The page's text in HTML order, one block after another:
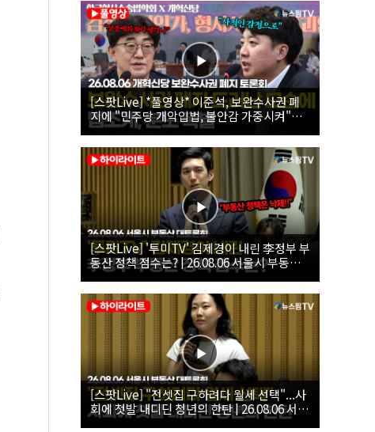
[스팟Live] *풀영상* 이준석, 보완수사권 폐
지에 "민주당 개악입법, 불안감 가중시켜"｜
26.08.06 개혁신당 보완수사권 폐지 토론회
[스팟Live] '투미TV' 김제경이 내린 李정부 부
동산 정책 점수는? | 26.08.06 서울시 부동산
대토론회
[스팟Live] "전셋집 구하려다 월세 선택"...사
회에 첫발 내디딘 청년의 한탄 | 26.08.06 서울
시 부동산 대토론회